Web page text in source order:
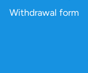
Withdrawal form